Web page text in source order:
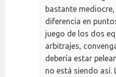
bastante
diferencia en
juego de los dos
arbitrajes,
debería estar
no está siendo así.